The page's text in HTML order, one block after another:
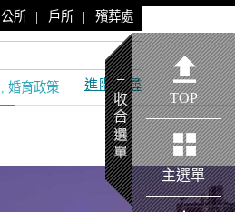
公所 | 戶所 | 殯葬處
婚育政策 進階搜尋
TOP
主選單